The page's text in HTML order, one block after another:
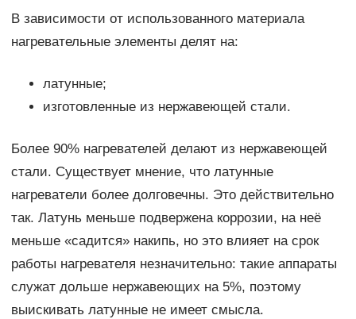
В зависимости от использованного материала
нагревательные элементы делят на:
латунные;
изготовленные из нержавеющей стали.
Более 90% нагревателей делают из нержавеющей
стали. Существует мнение, что латунные
нагреватели более долговечны. Это действительно
так. Латунь меньше подвержена коррозии, на неё
меньше «садится» накипь, но это влияет на срок
работы нагревателя незначительно: такие аппараты
служат дольше нержавеющих на 5%, поэтому
выискивать латунные не имеет смысла.